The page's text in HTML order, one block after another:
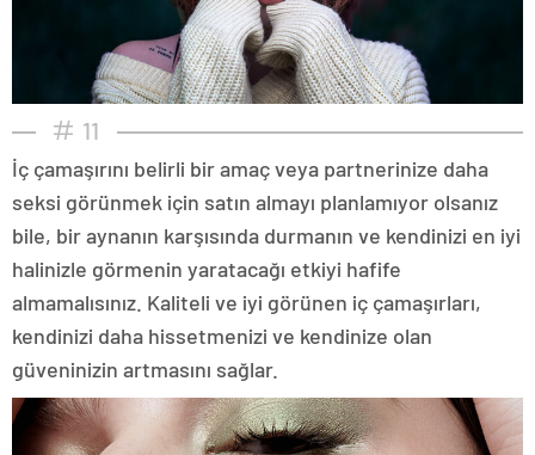
11
İç çamaşırını belirli bir amaç veya partnerinize daha
seksi görünmek için satın almayı planlamıyor olsanız
bile, bir aynanın karşısında durmanın ve kendinizi en iyi
halinizle görmenin yaratacağı etkiyi hafife
almamalısınız. Kaliteli ve iyi görünen iç çamaşırları,
kendinizi daha hissetmenizi ve kendinize olan
güveninizin artmasını sağlar.